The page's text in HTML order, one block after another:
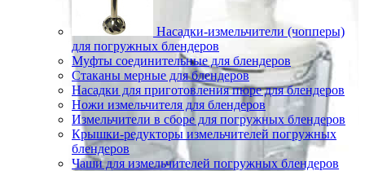
Насадки-измельчители (чопперы)
для погружных блендеров
Муфты соединительные для блендеров
Стаканы мерные для блендеров
Насадки для приготовления пюре для блендеров
Ножи измельчителя для блендеров
Измельчители в сборе для погружных блендеров
Крышки-редукторы измельчителей погружных
блендеров
Чаши для измельчителей погружных блендеров